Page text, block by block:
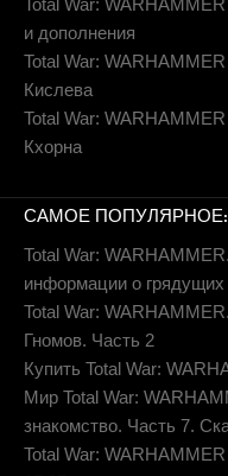
и дополнения
Total War:
Кислева
Total War:
Кхорна
САМОЕ ПОПУЛЯРНОЕ:
Total War:
информации о
Total War:
Гномов. Часть 2
Купить Total War:
Мир Total War:
знакомство. Часть 7.
Total War: